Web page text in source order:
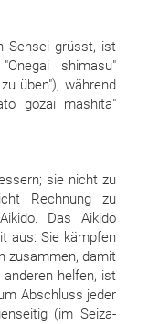
Sensei grüsst, ist
shimasu"
üben"), während
gozai mashita"
sie nicht zu
Rechnung zu
Das Aikido
aus: Sie kämpfen
zusammen, damit
helfen, ist
Abschluss jeder
(im Seiza-